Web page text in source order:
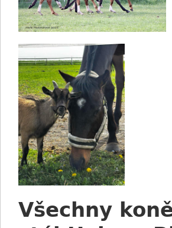
Všechny